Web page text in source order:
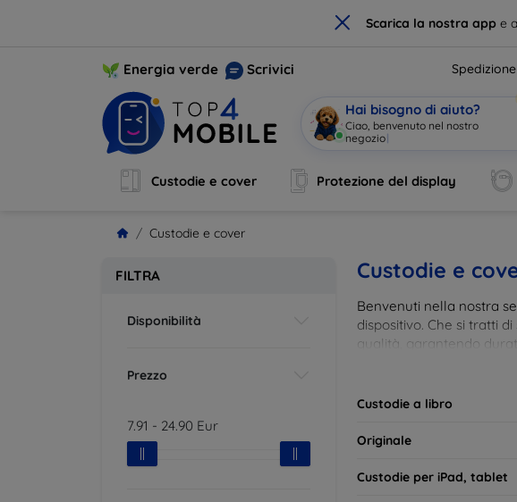
× Scarica la nostra appe
Energia verde Scrivici
Hai bisogno di aiuto?
Sono |
Custodie e cover Protezione del display
Custodie e cover
FILTRA
Disponibilità
Prezzo
7.91 - 24.90 Eur
Custodie e
Benvenuti nella nostra
dispositivo. Che si tratti
qualità, garantendo
Custodie a libro
Originale
Custodie per iPad, tablet